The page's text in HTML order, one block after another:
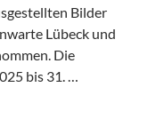
Bilder
Lübeck und
Die
bis 31. …